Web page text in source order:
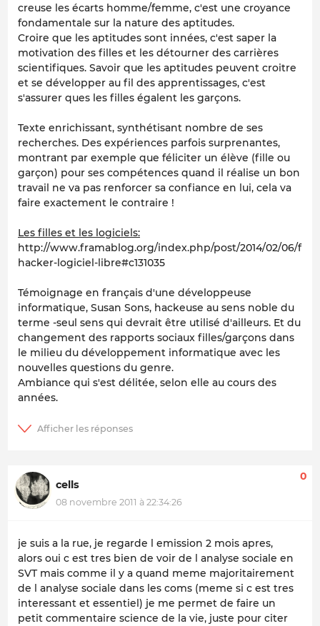
creuse les écarts homme/femme, c'est une croyance
fondamentale sur la nature des aptitudes.
Croire que les aptitudes sont innées, c'est saper la
motivation des filles et les détourner des carrières
scientifiques. Savoir que les aptitudes peuvent croitre
et se développer au fil des apprentissages, c'est
s'assurer ques les filles égalent les garçons.
Texte enrichissant, synthétisant nombre de ses
recherches. Des expériences parfois surprenantes,
montrant par exemple que féliciter un élève (fille ou
garçon) pour ses compétences quand il réalise un bon
travail ne va pas renforcer sa confiance en lui, cela va
faire exactement le contraire !
Les filles et les logiciels:
http://www.framablog.org/index.php/post/2014/02/06/fille-
hacker-logiciel-libre#c131035
Témoignage en français d'une développeuse
informatique, Susan Sons, hackeuse au sens noble du
terme -seul sens qui devrait être utilisé d'ailleurs. Et du
changement des rapports sociaux filles/garçons dans
le milieu du développement informatique avec les
nouvelles questions du genre.
Ambiance qui s'est délitée, selon elle au cours des
années.
cells
08 novembre 2011 à 22:34:26
0
je suis a la rue, je regarde l emission 2 mois apres,
alors oui c est tres bien de voir de l analyse sociale en
SVT mais comme il y a quand meme majoritairement
de l analyse sociale dans les coms (meme si c est tres
interessant et essentiel) je me permet de faire un
petit commentaire science de la vie, juste pour citer